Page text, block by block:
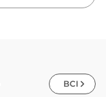
ВСІ